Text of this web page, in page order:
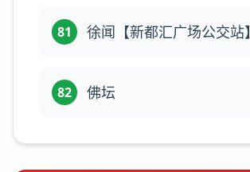
81 徐闻【新都汇广场公交站】
82 佛坛